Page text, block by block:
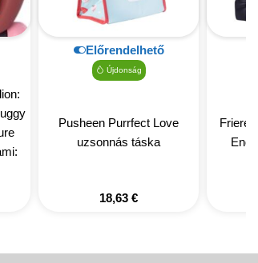
Előrendelhető
Újdonság
Pusheen Purrfect Love
uzsonnás táska
18,63 €
End